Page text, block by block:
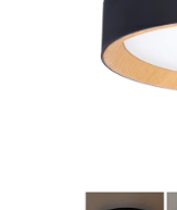
PRO KUTILY